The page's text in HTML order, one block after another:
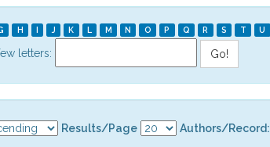
H I J K L M N O P Q R S T U
letters:
Results/Page Authors/Record: